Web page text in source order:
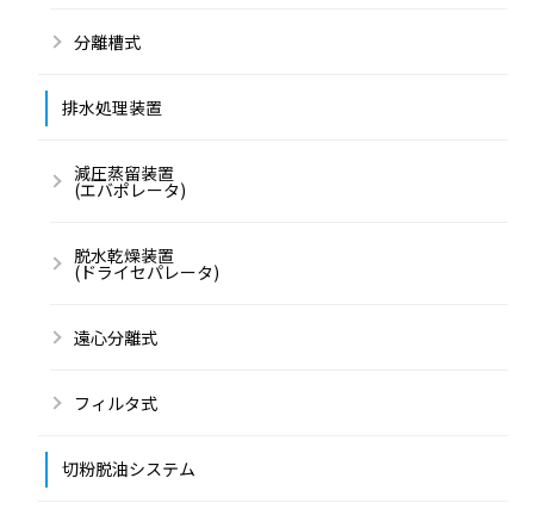
分離槽式
排水処理装置
減圧蒸留装置
(エバポレータ)
脱水乾燥装置
(ドライセパレータ)
遠心分離式
フィルタ式
切粉脱油システム